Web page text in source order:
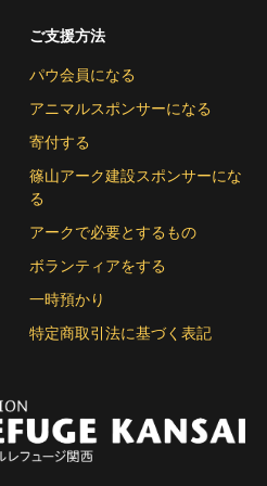
ご支援方法
パウ会員になる
アニマルスポンサーになる
寄付する
篠山アーク建設スポンサーにな
る
アークで必要とするもの
ボランティアをする
一時預かり
特定商取引法に基づく表記